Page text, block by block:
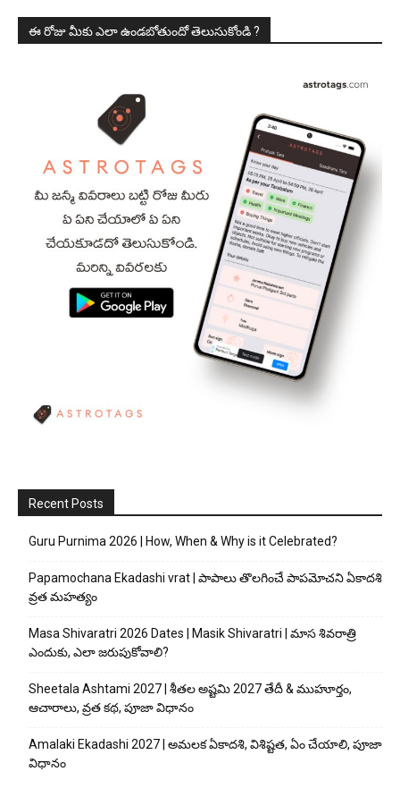
ఈ రోజు మీకు ఎలా ఉండబోతుందో తెలుసుకోండి ?
Recent Posts
Guru Purnima 2026 | How, When & Why is it Celebrated?
Papamochana Ekadashi vrat | పాపాలు తొలగించే పాపమోచని ఏకాదశి
వ్రత మహత్యం
Masa Shivaratri 2026 Dates | Masik Shivaratri | మాస శివరాత్రి
ఎందుకు, ఎలా జరుపుకోవాలి?
Sheetala Ashtami 2027 | శీతల అష్టమి 2027 తేదీ & ముహూర్తం,
ఆచారాలు, వ్రత కథ, పూజా విధానం
Amalaki Ekadashi 2027 | అమలక ఏకాదశి, విశిష్టత, ఏం చేయాలి, పూజా
విధానం